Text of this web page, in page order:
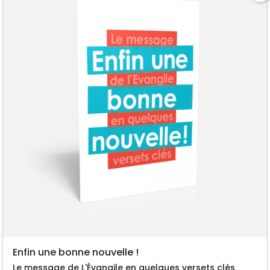
Enfin une bonne nouvelle !
Le message de L'Évangile en quelques versets clés